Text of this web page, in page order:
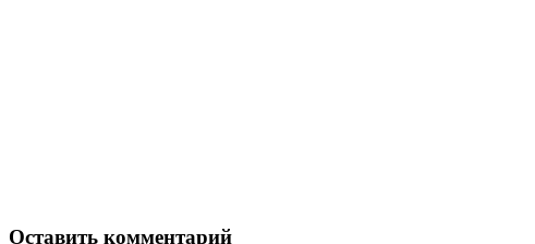
Оставить комментарий